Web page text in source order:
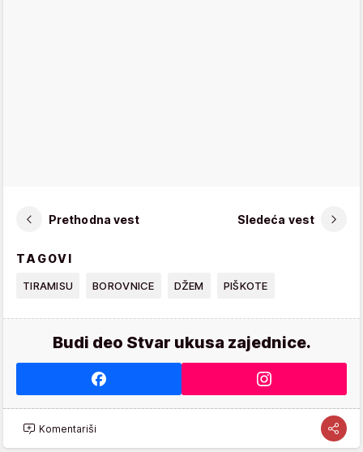
Prethodna vest Sledeća vest
TAGOVI
TIRAMISU BOROVNICE DŽEM PIŠKOTE
Budi deo Stvar ukusa zajednice.
Komentariši